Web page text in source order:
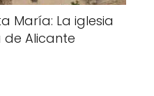
María: La iglesia
Alicante